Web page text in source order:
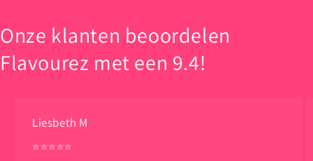
Onze klanten beoordelen
Flavourez met een 9.4!
Liesbeth M
⭐️⭐️⭐️⭐️⭐️